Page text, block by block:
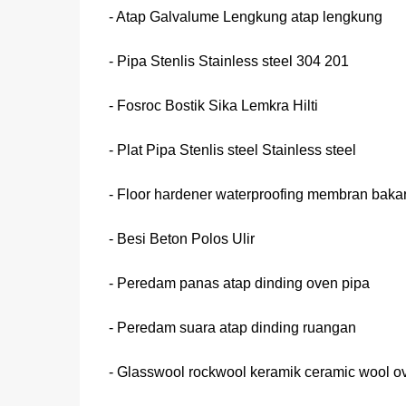
- Atap Galvalume Lengkung atap lengkung
- Pipa Stenlis Stainless steel 304 201
- Fosroc Bostik Sika Lemkra Hilti
- Plat Pipa Stenlis steel Stainless steel
- Floor hardener waterproofing membran
- Besi Beton Polos Ulir
- Peredam panas atap dinding oven pipa
- Peredam suara atap dinding ruangan
- Glasswool rockwool keramik ceramic wool